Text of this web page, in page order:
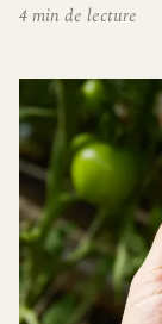
4 min de lecture